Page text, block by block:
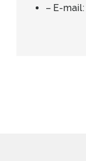
– E-mail: